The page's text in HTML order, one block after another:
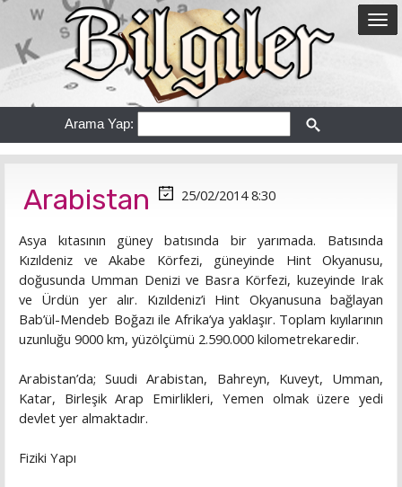
Arama Yap:
Arabistan 25/02/2014 8:30
Asya kıtasının güney batısında bir yarımada. Batısında
Kızıldeniz ve Akabe Körfezi, güneyinde Hint Okyanusu,
doğusunda Umman Denizi ve Basra Körfezi, kuzeyinde Irak
ve Ürdün yer alır. Kızıldeniz’i Hint Okyanusuna bağlayan
Bab’ül-Mendeb Boğazı ile Afrika’ya yaklaşır. Toplam kıyılarının
uzunluğu 9000 km, yüzölçümü 2.590.000 kilometrekaredir.
Arabistan’da; Suudi Arabistan, Bahreyn, Kuveyt, Umman,
Katar, Birleşik Arap Emirlikleri, Yemen olmak üzere yedi
devlet yer almaktadır.
Fiziki Yapı